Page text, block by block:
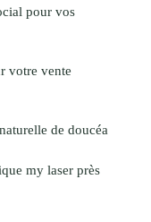
pour vos
votre vente
de doucéa
my laser près